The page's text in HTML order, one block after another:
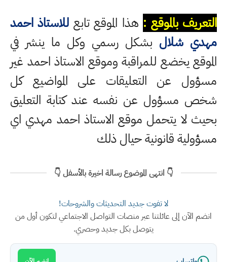
التعريف بالموقع : هذا الموقع تابع للاستاذ احمد
مهدي شلال بشكل رسمي وكل ما ينشر في
الموقع يخضع للمراقبة وموقع الاستاذ احمد غير
مسؤول عن التعليقات على المواضيع كل
شخص مسؤول عن نفسه عند كتابة التعليق
بحيث لا يتحمل موقع الاستاذ احمد مهدي اي
مسؤولية قانونية حيال ذلك
👇 انتهى الموضوع رسالة اخيرة بالأسفل 👇
لا تفوت جديد التحديثات والشروحات!
انضم الآن إلى عائلتنا عبر منصات التواصل الاجتماعي لتكون أول من
يتوصل بكل جديد وحصري.